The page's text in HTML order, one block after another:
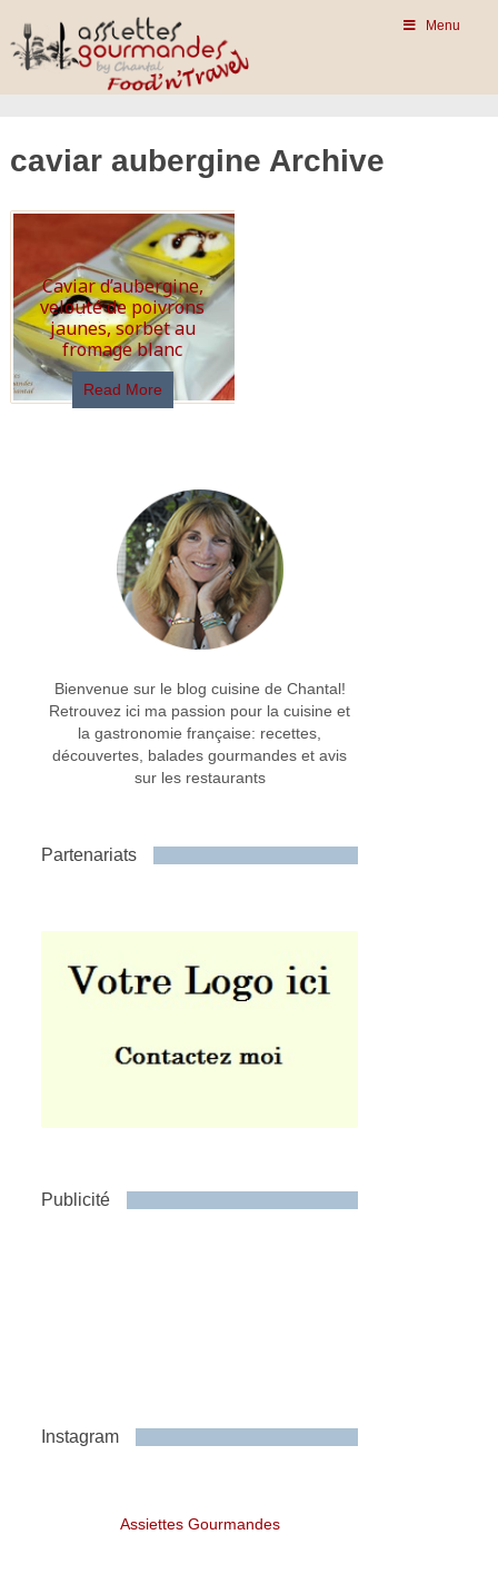
Menu
caviar aubergine Archive
Caviar d’aubergine,
velouté de poivrons
jaunes, sorbet au
fromage blanc
Read More
Bienvenue sur le blog cuisine de Chantal!
Retrouvez ici ma passion pour la cuisine et
la gastronomie française: recettes,
découvertes, balades gourmandes et avis
sur les restaurants
Partenariats
Publicité
Instagram
Assiettes Gourmandes